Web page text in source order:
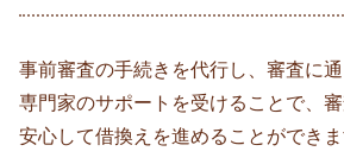
事前審査の手続きを代行し、審査に通
専門家のサポートを受けることで、審
安心して借換えを進めることができま